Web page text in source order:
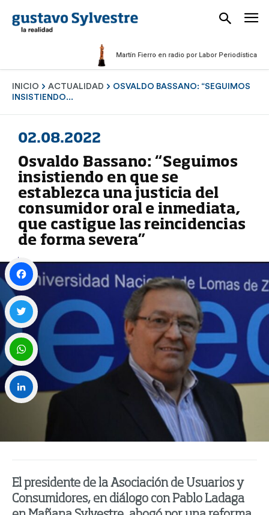
Martín Fierro en radio por Labor Periodística
INICIO ACTUALIDAD
OSVALDO BASSANO: “SEGUIMOS
INSISTIENDO...
02.08.2022
Osvaldo Bassano: “Seguimos
insistiendo en que se
establezca una justicia del
consumidor oral e inmediata,
que castigue las reincidencias
de forma severa”
El presidente de la Asociación de Usuarios y
Consumidores, en diálogo con Pablo Ladaga
Facebook
Twitter
WhatsApp